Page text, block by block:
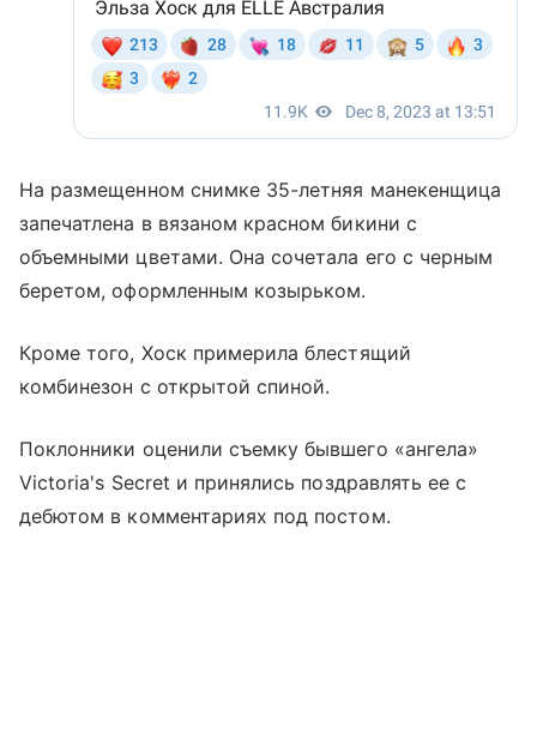
На размещенном снимке 35-летняя манекенщица
запечатлена в вязаном красном бикини с
объемными цветами. Она сочетала его с черным
беретом, оформленным козырьком.
Кроме того, Хоск примерила блестящий
комбинезон с открытой спиной.
Поклонники оценили съемку бывшего «ангела»
Victoria's Secret и принялись поздравлять ее с
дебютом в комментариях под постом.